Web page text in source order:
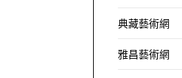
典藏藝術網
雅昌藝術網